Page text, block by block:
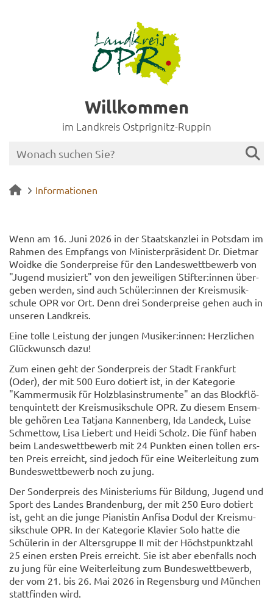
Willkommen
im Landkreis Ostprignitz-Ruppin
Informationen
Wenn am 16. Juni 2026 in der Staats­kanz­lei in Pots­dam im
Rah­men des Emp­fangs von Mi­nis­ter­prä­si­dent Dr. Diet­mar
Wo­id­ke die Son­der­prei­se für den Lan­des­wett­be­werb von
"Ju­gend mu­si­ziert" von den je­wei­li­gen Stif­ter:innen über­
ge­ben wer­den, sind auch Schü­ler:innen der Kreis­mu­sik­
schu­le OPR vor Ort. Denn drei Son­der­prei­se gehen auch in
un­se­ren Land­kreis.
Eine tolle Leis­tung der jun­gen Mu­si­ker:innen: Herz­li­chen
Glück­wunsch dazu!
Zum einen geht der Son­der­preis der Stadt Frank­furt
(Oder), der mit 500 Euro do­tiert ist, in der Ka­te­go­rie
"Kam­mer­mu­sik für Holz­blas­in­stru­men­te" an das Block­flö­
ten­quin­tett der Kreis­mu­sik­schu­le OPR. Zu die­sem En­sem­
ble ge­hö­ren Lea Tat­ja­na Kan­nen­berg, Ida Lan­deck, Luise
Schmet­tow, Lisa Lie­bert und Heidi Scholz. Die fünf haben
beim Lan­des­wett­be­werb mit 24 Punk­ten einen tol­len ers­
ten Preis er­reicht, sind je­doch für eine Wei­ter­lei­tung zum
Bun­des­wett­be­werb noch zu jung.
Der Son­der­preis des Mi­nis­te­ri­ums für Bil­dung, Ju­gend und
Sport des Lan­des Bran­den­burg, der mit 250 Euro do­tiert
ist, geht an die junge Pia­nis­tin An­fi­sa Dodul der Kreis­mu­
sik­schu­le OPR. In der Ka­te­go­rie Kla­vier Solo hatte die
Schü­le­rin in der Al­ters­grup­pe II mit der Höchst­punkt­zahl
25 einen ers­ten Preis er­reicht. Sie ist aber eben­falls noch
zu jung für eine Wei­ter­lei­tung zum Bun­des­wett­be­werb,
der vom 21. bis 26. Mai 2026 in Re­gens­burg und Mün­chen
statt­fin­den wird.